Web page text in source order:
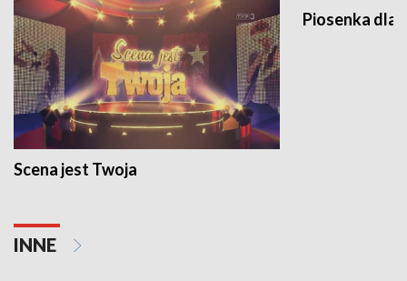
Scena jest Twoja
Piosenka dla
INNE